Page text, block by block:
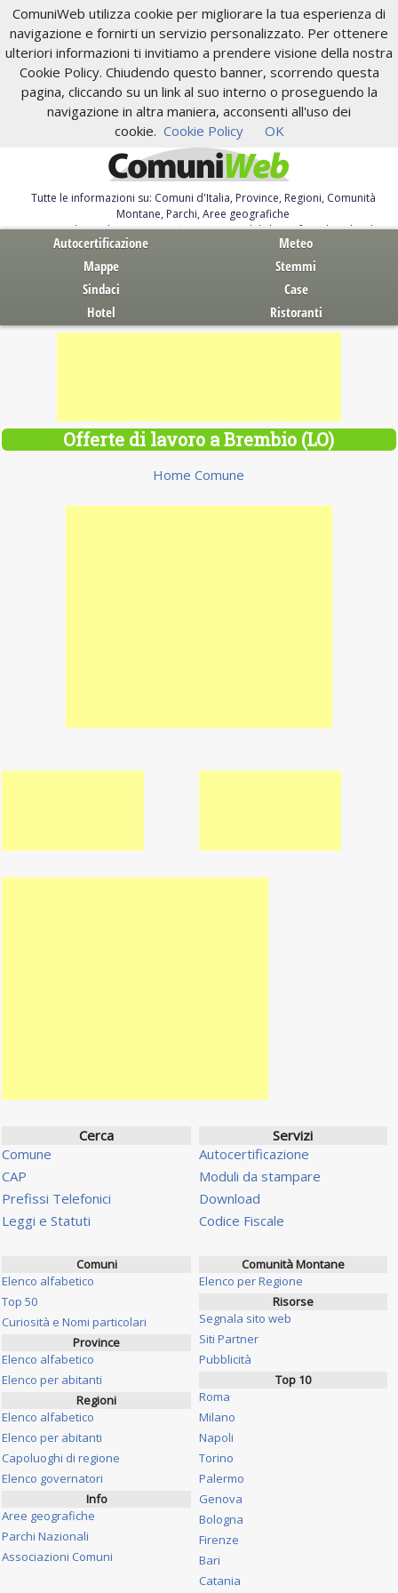
ComuniWeb utilizza cookie per migliorare la tua esperienza di
navigazione e fornirti un servizio personalizzato. Per ottenere
ulteriori informazioni ti invitiamo a prendere visione della nostra
Cookie Policy. Chiudendo questo banner, scorrendo questa
pagina, cliccando su un link al suo interno o proseguendo la
navigazione in altra maniera, acconsenti all'uso dei
cookie. Cookie Policy OK
Tutte le informazioni su: Comuni d'Italia, Province, Regioni, Comunità
Montane, Parchi, Aree geografiche
Servizi al Cittadino. Autocertificazione, moduli, leggi, free download
Autocertificazione
Meteo
Mappe
Stemmi
Sindaci
Case
Hotel
Ristoranti
Offerte di lavoro a Brembio (LO)
Home Comune
Cerca
Comune
CAP
Prefissi Telefonici
Leggi e Statuti
Servizi
Autocertificazione
Moduli da stampare
Download
Codice Fiscale
Comuni
Elenco alfabetico
Top 50
Curiosità e Nomi particolari
Province
Elenco alfabetico
Elenco per abitanti
Regioni
Elenco alfabetico
Elenco per abitanti
Capoluoghi di regione
Elenco governatori
Info
Aree geografiche
Parchi Nazionali
Associazioni Comuni
Comunità Montane
Elenco per Regione
Risorse
Segnala sito web
Siti Partner
Pubblicità
Top 10
Roma
Milano
Napoli
Torino
Palermo
Genova
Bologna
Firenze
Bari
Catania